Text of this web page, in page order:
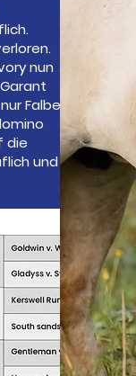
nun
Falbe
die
und